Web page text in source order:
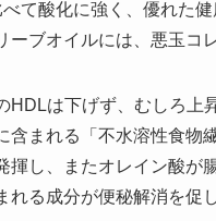
て酸化に強く、優れた健
ーブオイルには、悪玉コ
HDLは下げず、むしろ上
まれる「不水溶性食物繊
揮し、またオレイン酸が
る成分が便秘解消を促